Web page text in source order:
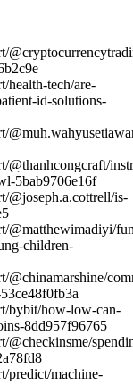
health-tech/are-
id-solutions-
@thanhcongcraft/
5bab9706e16f
@joseph.a.cottrell/is-
@matthewimadiyi/
children-
@chinamarshine/
bybit/how-low-can-
8dd957f96765
@checkinsme/
predict/machine-